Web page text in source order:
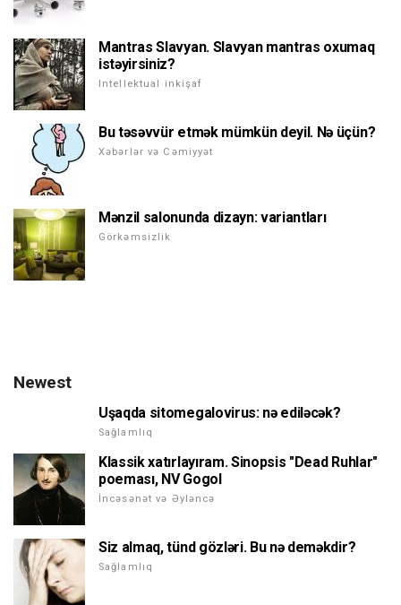
Mantras Slavyan. Slavyan mantras oxumaq
istəyirsiniz?
Intellektual inkişaf
Bu təsəvvür etmək mümkün deyil. Nə üçün?
Xəbərlər və Cəmiyyət
Mənzil salonunda dizayn: variantları
Görkəmsizlik
Newest
Uşaqda sitomegalovirus: nə ediləcək?
Sağlamlıq
Klassik xatırlayıram. Sinopsis "Dead Ruhlar"
poeması, NV Gogol
İncəsənət və Əyləncə
Siz almaq, tünd gözləri. Bu nə deməkdir?
Sağlamlıq